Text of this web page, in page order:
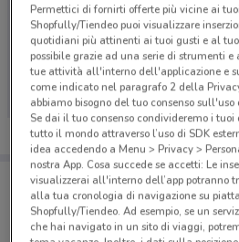
Ci dispiace, al momento non
volantini nella tua zona.
Porta DoveConviene
Puoi trovare le migliori
salvarle e creare la tua
dal tuo cellulare.
Permettici di fornirti offerte più vicine ai
Shopfully/Tiendeo puoi visualizzare
quotidiani più attinenti ai tuoi gusti e al
possibile grazie ad una serie di strumenti
tue attività all'interno dell'applicazione e
come indicato nel paragrafo 2 della
abbiamo bisogno del tuo consenso
Se dai il tuo consenso condivideremo i
tutto il mondo attraverso l’uso di SDK
idea accedendo a Menu > Privacy >
nostra App. Cosa succede se accetti: Le
visualizzerai all'interno dell’app potranno
alla tua cronologia di navigazione su
Shopfully/Tiendeo. Ad esempio, se un
che hai navigato in un sito di viaggi,